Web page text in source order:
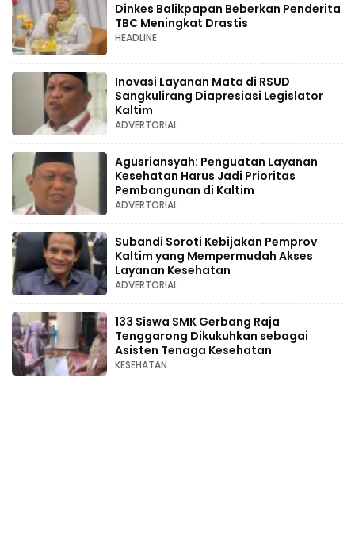
Dinkes Balikpapan Beberkan Penderita
TBC Meningkat Drastis
HEADLINE
Inovasi Layanan Mata di RSUD
Sangkulirang Diapresiasi Legislator
Kaltim
ADVERTORIAL
Agusriansyah: Penguatan Layanan
Kesehatan Harus Jadi Prioritas
Pembangunan di Kaltim
ADVERTORIAL
Subandi Soroti Kebijakan Pemprov
Kaltim yang Mempermudah Akses
Layanan Kesehatan
ADVERTORIAL
133 Siswa SMK Gerbang Raja
Tenggarong Dikukuhkan sebagai
Asisten Tenaga Kesehatan
KESEHATAN